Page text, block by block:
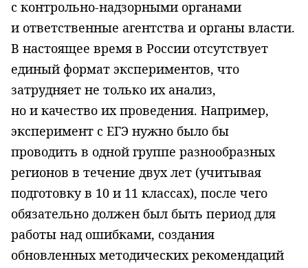
с контрольно-надзорными органами
и ответственные агентства и органы власти.
В настоящее время в России отсутствует
единый формат экспериментов, что
затрудняет не только их анализ,
но и качество их проведения. Например,
эксперимент с ЕГЭ нужно было бы
проводить в одной группе разнообразных
регионов в течение двух лет (учитывая
подготовку в 10 и 11 классах), после чего
обязательно должен был быть период для
работы над ошибками, создания
обновленных методических рекомендаций